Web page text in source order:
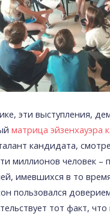
эти выступления,
матрица эйзенхауэра
кандидата,
миллионов человек –
имевшихся в то
пользовался
тот факт, что